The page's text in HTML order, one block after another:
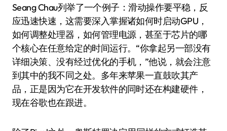
Seang Chau列举了一个例子：滑动操作要平稳，反
应迅速快速，这需要深入掌握诸如何时启动GPU，
如何调整处理器，如何管理电源，甚至于芯片的哪
个核心在任意给定的时间运行。“你拿起另一部没有
详细决策、没有经过优化的手机，”他说，就会注意
到其中的我不同之处。多年来苹果一直鼓吹其产
品，正是因为它在开发软件的同时还在构建硬件，
现在谷歌也在跟进。